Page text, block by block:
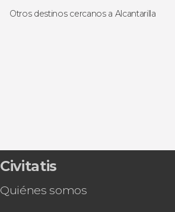
Otros destinos cercanos a Alcantarilla
Civitatis
Quiénes somos